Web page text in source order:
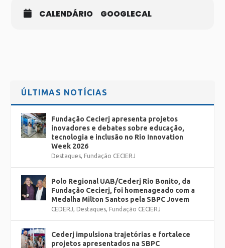
CALENDÁRIO GOOGLECAL
ÚLTIMAS NOTÍCIAS
Fundação Cecierj apresenta projetos
inovadores e debates sobre educação,
tecnologia e inclusão no Rio Innovation
Week 2026
Destaques, Fundação CECIERJ
Polo Regional UAB/Cederj Rio Bonito, da
Fundação Cecierj, foi homenageado com a
Medalha Milton Santos pela SBPC Jovem
CEDERJ, Destaques, Fundação CECIERJ
Cederj impulsiona trajetórias e fortalece
projetos apresentados na SBPC